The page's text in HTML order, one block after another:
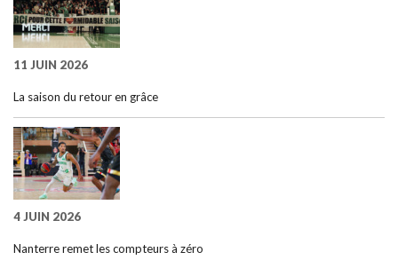
11 JUIN 2026
La saison du retour en grâce
4 JUIN 2026
Nanterre remet les compteurs à zéro